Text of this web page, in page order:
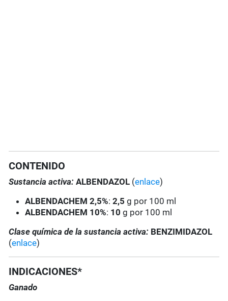
CONTENIDO
Sustancia activa:ALBENDAZOL (enlace)
ALBENDACHEM 2,5%:2,5g por 100 ml
ALBENDACHEM 10%: 10g por 100 ml
Clase química de la sustancia activa: BENZIMIDAZOL
(enlace)
INDICACIONES*
Ganado